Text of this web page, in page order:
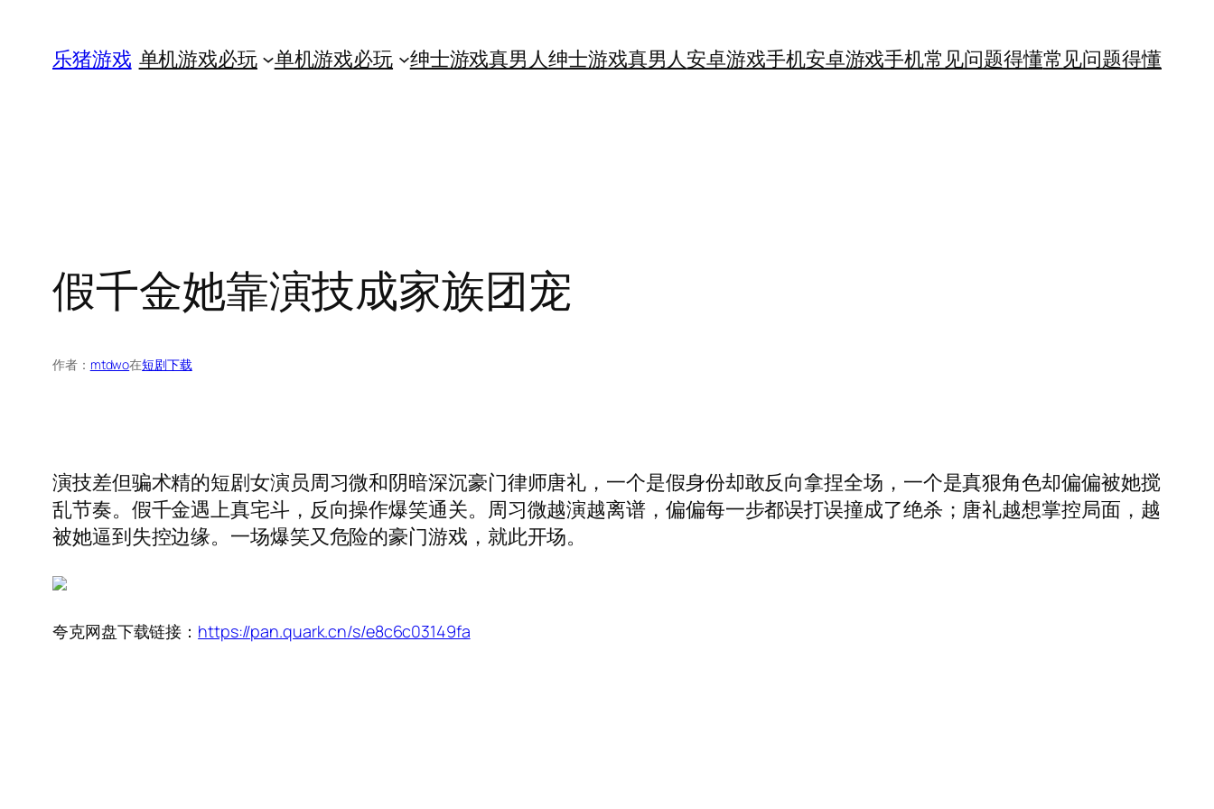
乐猪游戏 单机游戏必玩 单机游戏必玩 绅士游戏真男人绅士游戏真男人安卓游戏手机安卓游戏手机常见问题得懂常见问题得懂
假千金她靠演技成家族团宠
作者： mtdwo在短剧下载
演技差但骗术精的短剧女演员周习微和阴暗深沉豪门律师唐礼，一个是假身份却敢反向拿捏全场，一个是真狠角色却偏偏被她搅
乱节奏。假千金遇上真宅斗，反向操作爆笑通关。周习微越演越离谱，偏偏每一步都误打误撞成了绝杀；唐礼越想掌控局面，越
被她逼到失控边缘。一场爆笑又危险的豪门游戏，就此开场。
夸克网盘下载链接： https://pan.quark.cn/s/e8c6c03149fa